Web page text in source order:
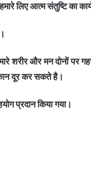
लिए आत्म संतुष्टि का
शरीर और मन दोनों पर
दूर कर सकते है।
प्रदान किया गया।